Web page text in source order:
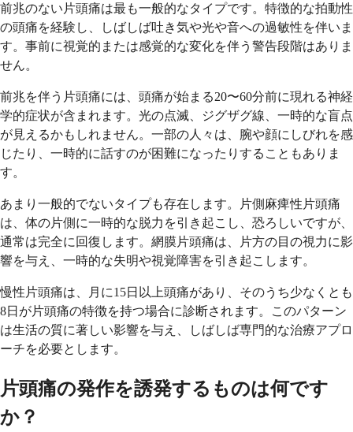
前兆のない片頭痛は最も一般的なタイプです。特徴的な拍動性
の頭痛を経験し、しばしば吐き気や光や音への過敏性を伴いま
す。事前に視覚的または感覚的な変化を伴う警告段階はありま
せん。
前兆を伴う片頭痛には、頭痛が始まる20〜60分前に現れる神経
学的症状が含まれます。光の点滅、ジグザグ線、一時的な盲点
が見えるかもしれません。一部の人々は、腕や顔にしびれを感
じたり、一時的に話すのが困難になったりすることもありま
す。
あまり一般的でないタイプも存在します。片側麻痺性片頭痛
は、体の片側に一時的な脱力を引き起こし、恐ろしいですが、
通常は完全に回復します。網膜片頭痛は、片方の目の視力に影
響を与え、一時的な失明や視覚障害を引き起こします。
慢性片頭痛は、月に15日以上頭痛があり、そのうち少なくとも
8日が片頭痛の特徴を持つ場合に診断されます。このパターン
は生活の質に著しい影響を与え、しばしば専門的な治療アプロ
ーチを必要とします。
片頭痛の発作を誘発するものは何です
か？